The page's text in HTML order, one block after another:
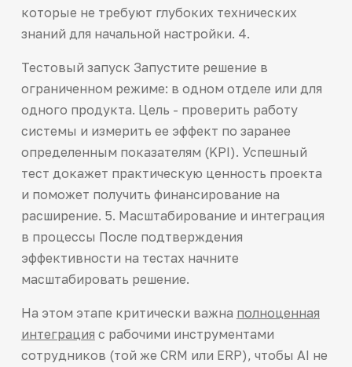
которые не требуют глубоких технических
знаний для начальной настройки. 4.
Тестовый запуск Запустите решение в
ограниченном режиме: в одном отделе или для
одного продукта. Цель - проверить работу
системы и измерить ее эффект по заранее
определенным показателям (KPI). Успешный
тест докажет практическую ценность проекта
и поможет получить финансирование на
расширение. 5. Масштабирование и интеграция
в процессы После подтверждения
эффективности на тестах начните
масштабировать решение.
На этом этапе критически важна полноценная
интеграция с рабочими инструментами
сотрудников (той же CRM или ERP), чтобы AI не